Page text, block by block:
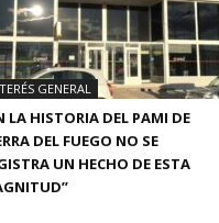
GENERAL
LA HISTORIA DEL PAMI DE
DEL FUEGO NO SE
UN HECHO DE ESTA